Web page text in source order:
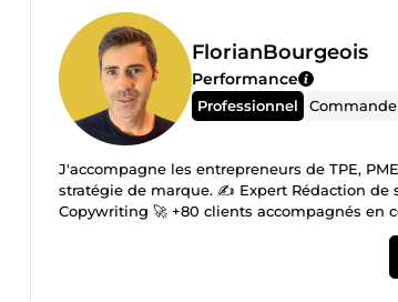
FlorianBourgeois
Performance
Professionnel
J'accompagne les entrepreneurs de TPE,
stratégie de marque. ✍️ Expert Rédaction de
Copywriting 🚀 +80 clients accompagnés